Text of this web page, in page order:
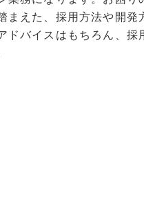
まえた、採用方法や開
ドバイスはもちろん、